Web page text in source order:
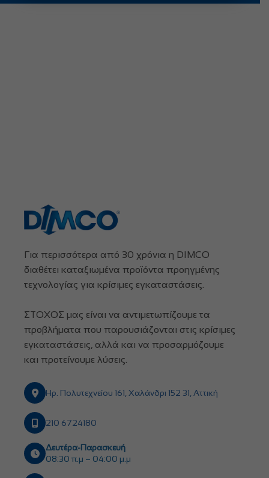
Για περισσότερα από 30 χρόνια η DIMCO
διαθέτει καταξιωμένα προϊόντα προηγμένης
τεχνολογίας για κρίσιμες εγκαταστάσεις.
ΣΤΟΧΟΣ μας είναι να αντιμετωπίζουμε τα
προβλήματα που παρουσιάζονται στις κρίσιμες
εγκαταστάσεις, αλλά και να προσαρμόζουμε
και προτείνουμε λύσεις.
Ηρ. Πολυτεχνείου 161, Χαλάνδρι 152 31, Αττική
210 6724180
Δευτέρα-Παρασκευή
08:30 π.μ – 04:00 μ.μ